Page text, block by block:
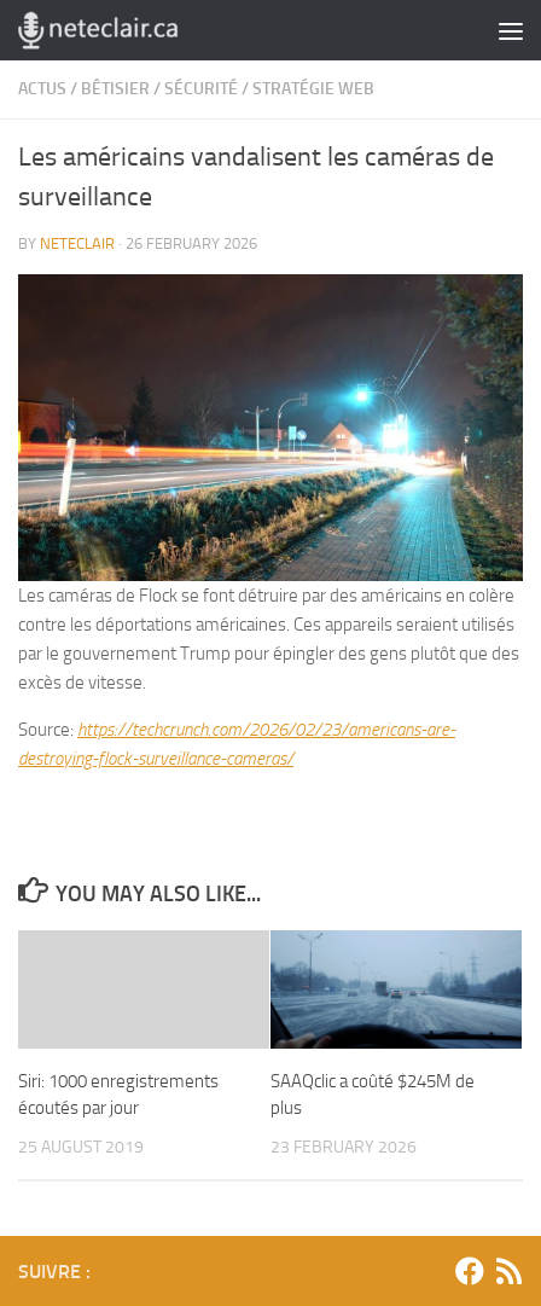
Skip to content
ACTUS / BÊTISIER /SÉCURITÉ /STRATÉGIE WEB
Les américains vandalisent les caméras de
surveillance
BY NETECLAIR · 26 FEBRUARY 2026
Les caméras de Flock se font détruire par des américains en colère
contre les déportations américaines. Ces appareils seraient utilisés
par le gouvernement Trump pour épingler des gens plutôt que des
excès de vitesse.
Source: https://techcrunch.com/2026/02/23/americans-are-
destroying-flock-surveillance-cameras/
YOU MAY ALSO LIKE...
Siri: 1000 enregistrements
écoutés par jour
25 AUGUST 2019
SAAQclic a coûté $245M de
plus
23 FEBRUARY 2026
SUIVRE :